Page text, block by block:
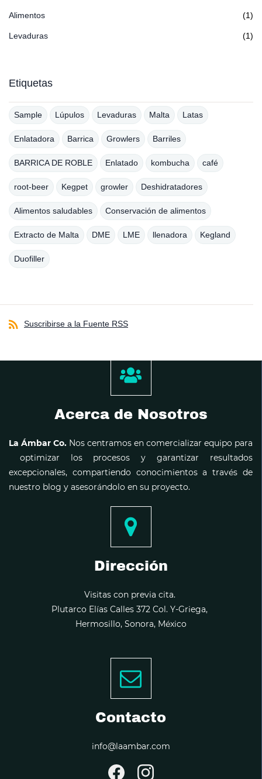
Alimentos (1)
Levaduras (1)
Etiquetas
Sample Lúpulos Levaduras Malta Latas
Enlatadora Barrica Growlers Barriles
BARRICA DE ROBLE Enlatado kombucha café
root-beer Kegpet growler Deshidratadores
Alimentos saludables Conservación de alimentos
Extracto de Malta DME LME llenadora Kegland
Duofiller
Suscribirse a la Fuente RSS
Acerca de Nosotros
La Ámbar Co. Nos centramos en comercializar equipo para
optimizar los procesos y garantizar resultados
excepcionales, compartiendo conocimientos a través de
nuestro blog y asesorándolo en su proyecto.
Dirección
Visitas con previa cita.
Plutarco Elías Calles 372 Col. Y-Griega,
Hermosillo, Sonora, México
Contacto
info@laambar.com